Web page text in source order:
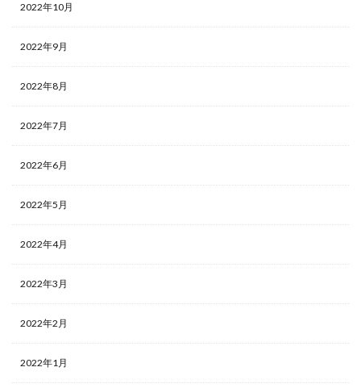
2022年10月
2022年9月
2022年8月
2022年7月
2022年6月
2022年5月
2022年4月
2022年3月
2022年2月
2022年1月